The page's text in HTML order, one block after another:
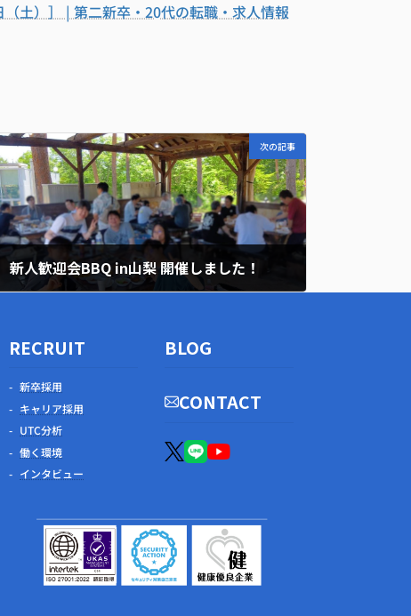
土）］ | 第二新卒・20代の転職・求人情報
次の記事
新人歓迎会BBQ in山梨 開催しました！
RECRUIT
新卒採用
キャリア採用
UTC分析
働く環境
インタビュー
BLOG
CONTACT